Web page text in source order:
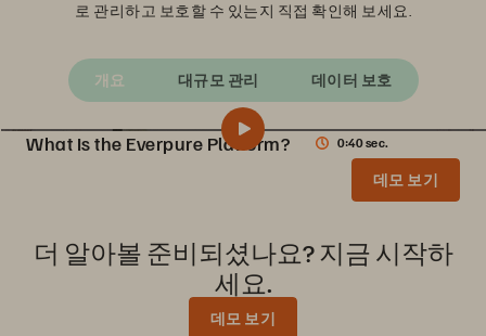
로 관리하고 보호할 수 있는지 직접 확인해 보세요.
개요 대규모 관리 데이터 보호
What Is the Everpure Platform?
What Is the Everpure Platform? 0:40 sec.
데모 보기
더 알아볼 준비되셨나요? 지금 시작하
세요.
데모 보기